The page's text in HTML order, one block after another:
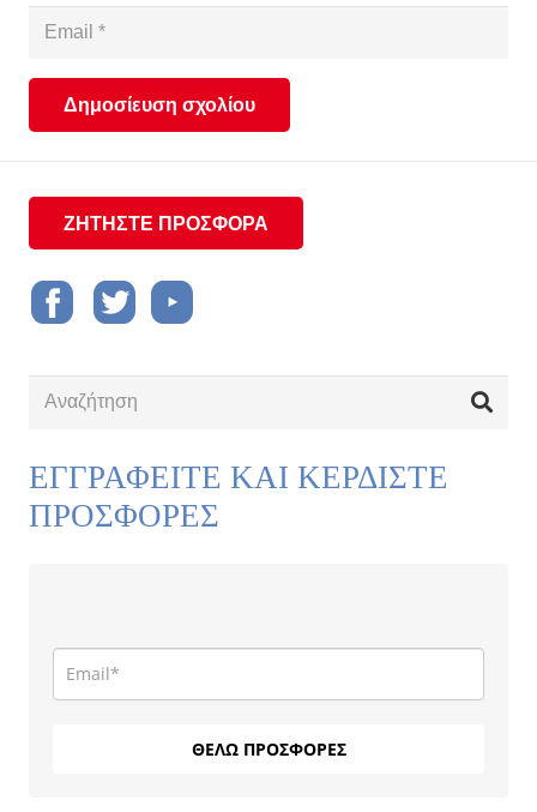
Δημοσίευση σχολίου
ΖΗΤΗΣΤΕ ΠΡΟΣΦΟΡΑ
ΕΓΓΡΑΦΕΙΤΕ ΚΑΙ ΚΕΡΔΙΣΤΕ
ΠΡΟΣΦΟΡΕΣ
ΘΕΛΩ ΠΡΟΣΦΟΡΕΣ